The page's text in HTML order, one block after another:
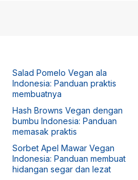
Salad Pomelo Vegan ala
Indonesia: Panduan praktis
membuatnya
Hash Browns Vegan dengan
bumbu Indonesia: Panduan
memasak praktis
Sorbet Apel Mawar Vegan
Indonesia: Panduan membuat
hidangan segar dan lezat